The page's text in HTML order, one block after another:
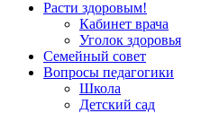
Расти здоровым!
Кабинет врача
Уголок здоровья
Семейный совет
Вопросы педагогики
Школа
Детский сад